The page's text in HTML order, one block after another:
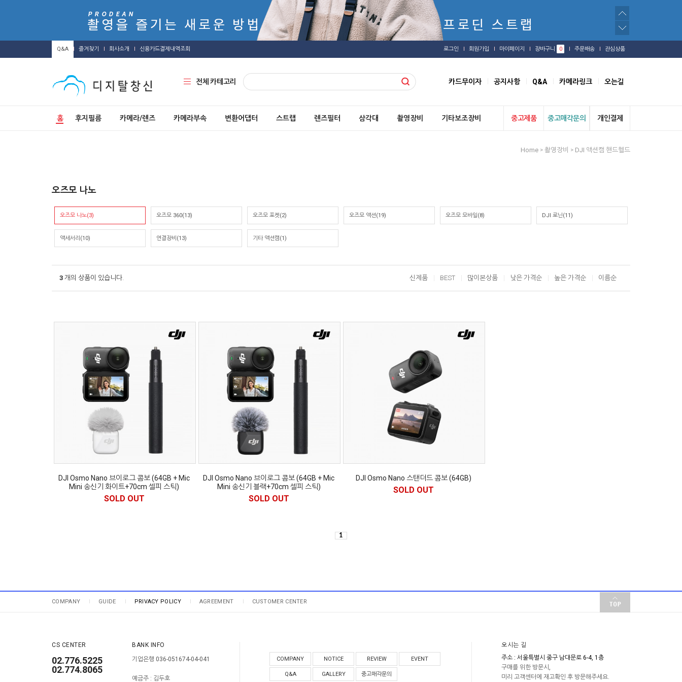
Q&A 즐겨찾기 회사소개 신용카드결제내역조회 로그인 회원가입 마이페이지 장바구니 0 주문배송 관심상품
전체 카테고리 카드무이자 공지사항 Q&A 카메라링크 오는길
홈 후지필름 카메라/렌즈 카메라부속 변환어댑터 스트랩 렌즈필터 삼각대 촬영장비 기타보조장비 중고제품 중고매각문의 개인결제
Home > 촬영장비 > DJI 액션캠 핸드헬드
오즈모 나노
오즈모 나노(3) 오즈모 360(13) 오즈모 포켓(2) 오즈모 액션(19) 오즈모 모바일(8) DJI 로닌(11)
액세서리(10) 연결장비(13) 기타 액션캠(1)
3 개의 상품이 있습니다. 신제품 BEST 많이본상품 낮은 가격순 높은 가격순 이름순
DJI Osmo Nano 브이로그 콤보 (64GB + Mic
Mini 송신기 화이트+70cm 셀피 스틱)
SOLD OUT
DJI Osmo Nano 브이로그 콤보 (64GB + Mic
Mini 송신기 블랙+70cm 셀피 스틱)
SOLD OUT
DJI Osmo Nano 스탠더드 콤보 (64GB)
SOLD OUT
1
COMPANY GUIDE PRIVACY POLICY AGREEMENT CUSTOMER CENTER
CS CENTER
02.776.5225
02.774.8065
BANK INFO
기업은행 036-051674-04-041
예금주 : 김두호
COMPANY NOTICE REVIEW EVENT
Q&A GALLERY 중고매각문의
오시는 길
주소 : 서울특별시 중구 남대문로 6-4, 1층
구매를 위한 방문시,
미리 고객센터에 재고확인 후 방문해주세요.